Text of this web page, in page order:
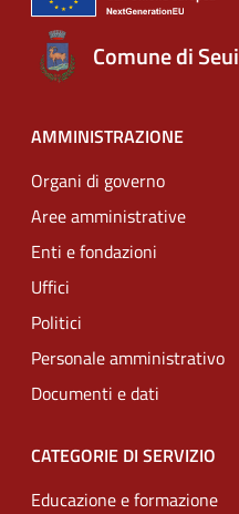
Comune di Seui
AMMINISTRAZIONE
Organi di governo
Aree amministrative
Enti e fondazioni
Uffici
Politici
Personale amministrativo
Documenti e dati
CATEGORIE DI SERVIZIO
Educazione e formazione